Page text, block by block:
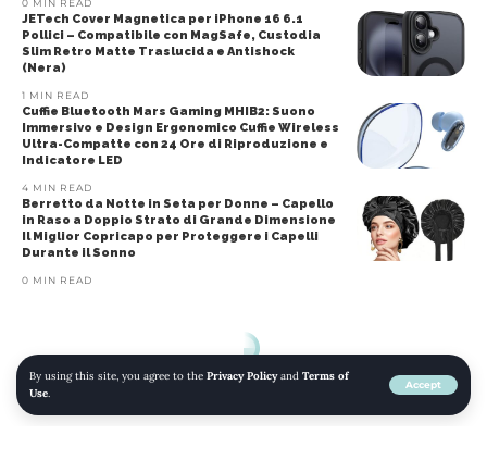
By using this site, you agree to the Privacy Policyand Terms of
Use.
Accept
0 MIN READ
JETech Cover Magnetica per iPhone 16 6.1
Pollici – Compatibile con MagSafe, Custodia
Slim Retro Matte Traslucida e Antishock
(Nera)
1 MIN READ
Cuffie Bluetooth Mars Gaming MHIB2: Suono
Immersivo e Design Ergonomico Cuffie Wireless
Ultra-Compatte con 24 Ore di Riproduzione e
Indicatore LED
4 MIN READ
Berretto da Notte in Seta per Donne – Capello
in Raso a Doppio Strato di Grande Dimensione
Il Miglior Copricapo per Proteggere i Capelli
Durante il Sonno
0 MIN READ